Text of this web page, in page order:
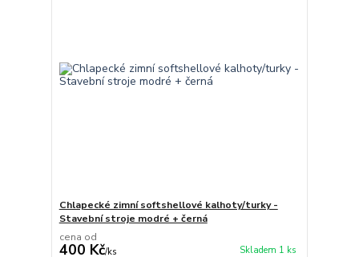
Chlapecké zimní softshellové kalhoty/turky -
Stavební stroje modré + černá
cena od
400 Kč/ks Skladem 1 ks